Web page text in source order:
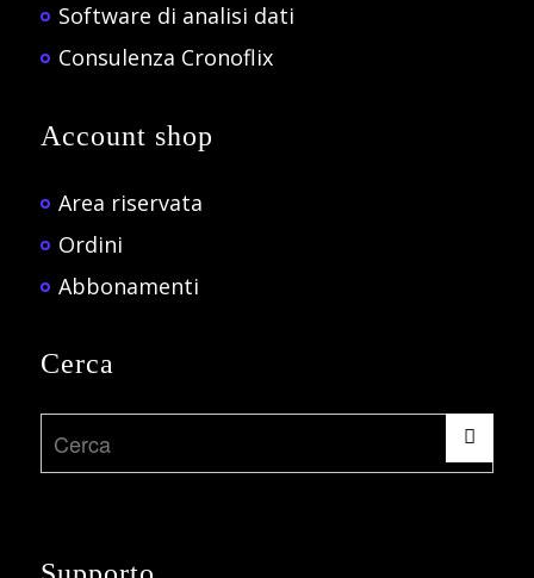
Software di analisi dati
Consulenza Cronoflix
Account shop
Area riservata
Ordini
Abbonamenti
Cerca